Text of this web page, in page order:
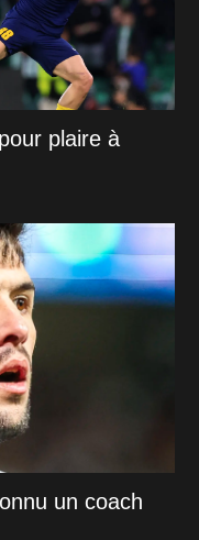
plaire à
un coach